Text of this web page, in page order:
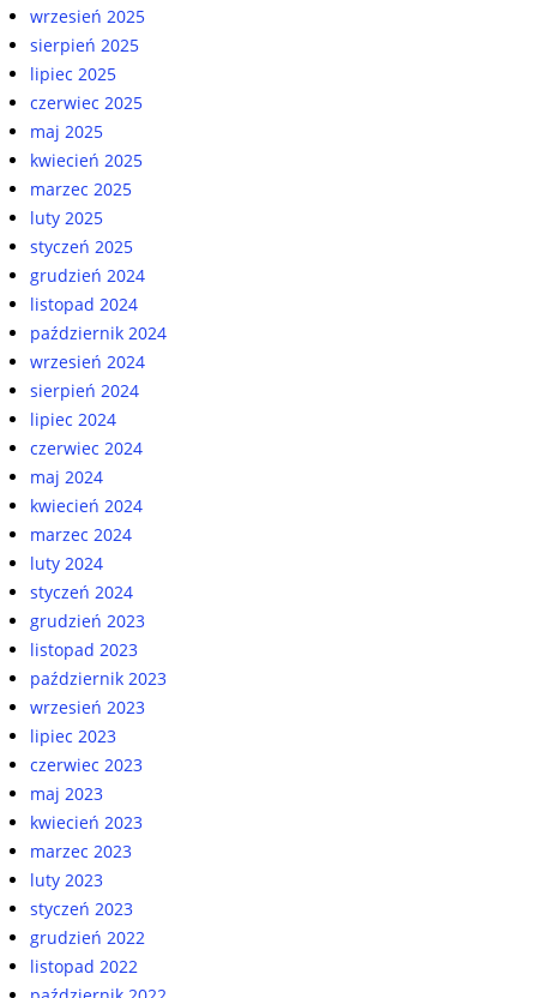
wrzesień 2025
sierpień 2025
lipiec 2025
czerwiec 2025
maj 2025
kwiecień 2025
marzec 2025
luty 2025
styczeń 2025
grudzień 2024
listopad 2024
październik 2024
wrzesień 2024
sierpień 2024
lipiec 2024
czerwiec 2024
maj 2024
kwiecień 2024
marzec 2024
luty 2024
styczeń 2024
grudzień 2023
listopad 2023
październik 2023
wrzesień 2023
lipiec 2023
czerwiec 2023
maj 2023
kwiecień 2023
marzec 2023
luty 2023
styczeń 2023
grudzień 2022
listopad 2022